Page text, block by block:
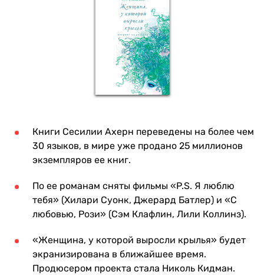
Книги Сесилии Ахерн переведены на более чем
30 языков, в мире уже продано 25 миллионов
экземпляров ее книг.
По ее романам сняты фильмы «P.S. Я люблю
тебя» (Хилари Суонк, Джерард Батлер) и «С
любовью, Рози» (Сэм Клафлин, Лили Коллинз).
«Женщина, у которой выросли крылья» будет
экранизирована в ближайшее время.
Продюсером проекта стала Николь Кидман.